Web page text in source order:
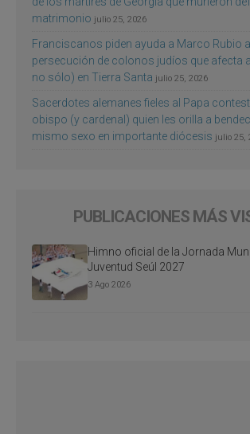
matrimonio julio 25, 2026
Franciscanos piden ayuda a Marco Rubio
persecución de colonos judíos que afecta
no sólo) en Tierra Santa julio 25, 2026
Sacerdotes alemanes fieles al Papa
obispo (y cardenal) quien les orilla a
mismo sexo en importante diócesis julio 25,
PUBLICACIONES MÁS
Himno oficial de la Jornada
Juventud Seúl 2027
3 Ago 2026